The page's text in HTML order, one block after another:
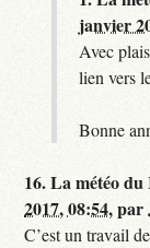
janvier
Avec
lien vers
Bonne
16.La météo
2017, 08:54,par
C’est un travail